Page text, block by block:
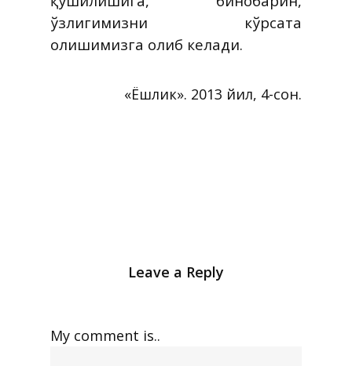
ўзлигимизни кўрсата
олишимизга олиб келади.
«Ёшлик». 2013 йил, 4-сон.
Leave a Reply
My comment is..